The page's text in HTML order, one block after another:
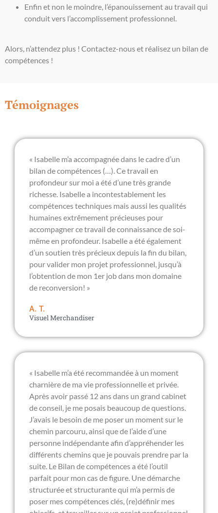
Enfin et non le moindre, l’épanouissement au travail qui
conduit vers l’accomplissement professionnel.
Alors, n’attendez plus ! Contactez-nous et réalisez un bilan de
compétences !
Témoignages
« Isabelle m’a accompagnée dans le cadre d’un
bilan de compétences (…). Ce travail en
profondeur sur moi a été d’une très grande
richesse. Isabelle a incontestablement les
compétences techniques mais aussi les qualités
humaines extrêmement précieuses pour
accompagner ce travail de connaissance de soi-
même en profondeur. Isabelle a été également
d’un soutien très précieux depuis la fin du bilan,
pour valider mon projet professionnel, jusqu’à
l’obtention de mon 1er job dans mon domaine
de reconversion! »
A. T.
Visuel Merchandiser
« Isabelle m’a été recommandée à un moment
charnière de ma vie professionnelle et privée.
Après avoir passé 12 ans dans un grand cabinet
de conseil, je me posais beaucoup de questions.
J’avais le besoin de me poser un moment sur le
chemin parcouru, ainsi que de l’aide d’une
personne indépendante afin d’appréhender les
différents chemins que je pouvais prendre par la
suite. Le Bilan de compétences a été l’outil
parfait pour mon cas de figure. Une démarche
structurée et structurante qui m’a permis de
poser mes compétences clés, (re)définir mes